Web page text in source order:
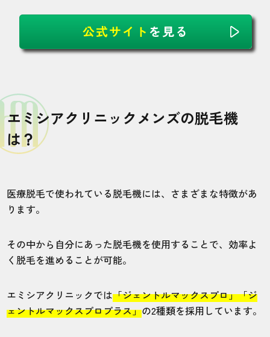
公式サイト を見る
エミシアクリニックメンズの脱毛機
は？
医療脱毛で使われている脱毛機には、さまざまな特徴があ
ります。
その中から自分にあった脱毛機を使用することで、効率よ
く脱毛を進めることが可能。
エミシアクリニックでは「ジェントルマックスプロ」「ジ
ェントルマックスプロプラス」の2種類を採用しています。